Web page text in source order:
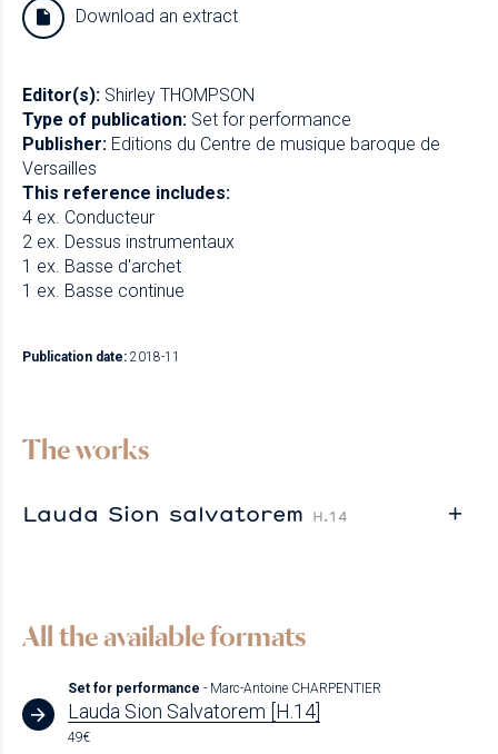
Download an extract
Editor(s): Shirley THOMPSON
Type of publication: Set for performance
Publisher: Editions du Centre de musique baroque de
Versailles
This reference includes:
4 ex. Conducteur
2 ex. Dessus instrumentaux
1 ex. Basse d'archet
1 ex. Basse continue
Publication date: 2018-11
The works
Lauda Sion salvatorem H.14
All the available formats
Set for performance - Marc-Antoine CHARPENTIER
Lauda Sion Salvatorem [H.14]
49€